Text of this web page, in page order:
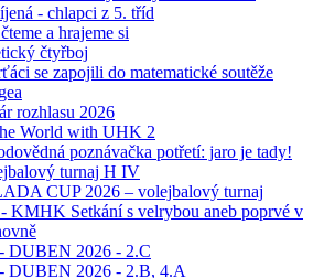
- chlapci z 5. tříd
a hrajeme si
čtyřboj
se zapojili do matematické soutěže
rozhlasu 2026
World with UHK 2
poznávačka potřetí: jaro je tady!
turnaj H IV
CUP 2026 – volejbalový turnaj
KMHK Setkání s velrybou aneb poprvé v
DUBEN 2026 - 2.C
DUBEN 2026 - 2.B, 4.A